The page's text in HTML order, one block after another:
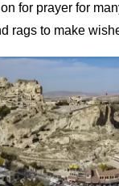
for prayer for
rags to make